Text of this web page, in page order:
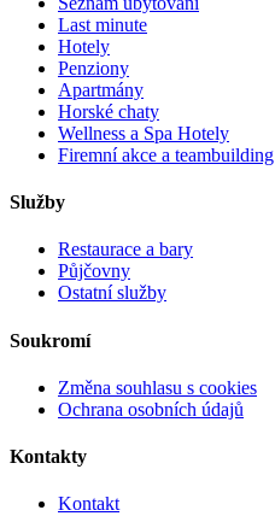
Last minute
Hotely
Penziony
Apartmány
Horské chaty
Wellness a Spa Hotely
Firemní akce a teambuilding
Služby
Restaurace a bary
Půjčovny
Ostatní služby
Soukromí
Změna souhlasu s cookies
Ochrana osobních údajů
Kontakty
Kontakt